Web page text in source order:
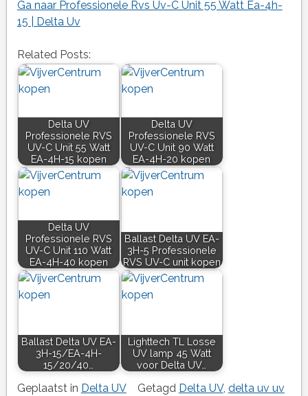
Ga naar Professionele Rvs Uv-C Unit 55 Watt Ea-4h-
15 | Delta Uv
Related Posts:
Delta UV
Professionele RVS
UV-C Unit 55 Watt
EA-4H-15 kopen
Delta UV
Professionele RVS
UV-C Unit 90 Watt
EA-4H-20 kopen
Delta UV
Professionele RVS
UV-C Unit 110 Watt
EA-4H-40 kopen
Ballast Delta UV EA-
3H-5 Professionele
RVS UV-C unit kopen
Ballast Delta UV EA-
3H-15/EA-4H-
15/20/40…
Lighttech TL Losse
UV lamp 45 Watt
voor Delta UV…
Geplaatst in Delta UV Getagd Delta UV, delta uv uv